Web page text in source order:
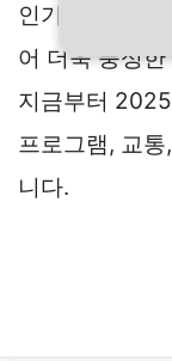
인기 가수 진
어 더욱 풍성
지금부터
프로그램, 교
니다.